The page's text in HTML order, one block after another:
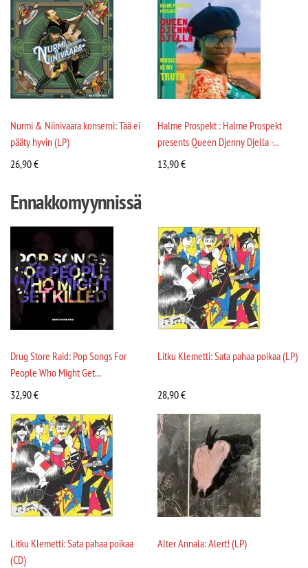
Nurmi & Niinivaara konserni: Tää ei
pääty hyvin (LP)
26,90€
Halme Prospekt : Halme Prospekt
presents Queen Djenny Djella -...
13,90€
Ennakkomyynnissä
Drug Store Raid: Pop Songs For
People Who Might Get...
32,90€
Litku Klemetti: Sata pahaa poikaa (LP)
28,90€
Litku Klemetti: Sata pahaa poikaa
(CD)
Alter Annala: Alert! (LP)